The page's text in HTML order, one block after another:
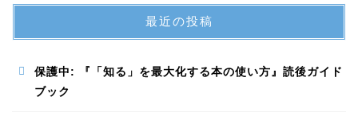
最近の投稿
保護中: 『「知る」を最大化する本の使い方』読後ガイド
ブック